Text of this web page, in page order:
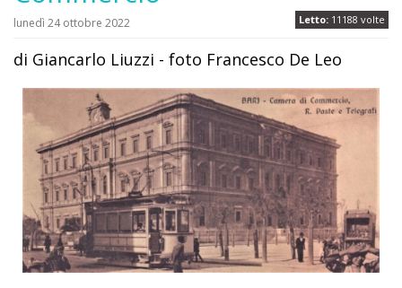
Letto: 11188 volte
lunedì 24 ottobre 2022
di Giancarlo Liuzzi - foto Francesco De Leo